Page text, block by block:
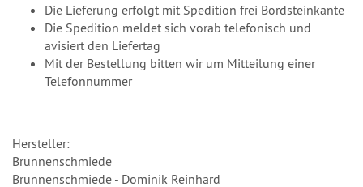
Die Lieferung erfolgt mit Spedition frei Bordsteinkante
Die Spedition meldet sich vorab telefonisch und
avisiert den Liefertag
Mit der Bestellung bitten wir um Mitteilung einer
Telefonnummer
Hersteller:
Brunnenschmiede
Brunnenschmiede - Dominik Reinhard